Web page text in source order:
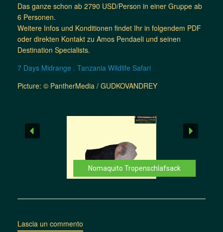
Das ganze schon ab 2790 USD/Person in einer Gruppe ab
6 Personen.
Weitere Infos und Konditionen findet Ihr in folgendem PDF
oder direkten Kontakt zu Amos Pendaeli und seinen
Destination Specialists.
7 Days Midrange . Tanzania Wildlife Safari
Picture: © PantherMedia / GUDKOVANDREY
Nomaquito Tropenschlafsack
Lascia un commento